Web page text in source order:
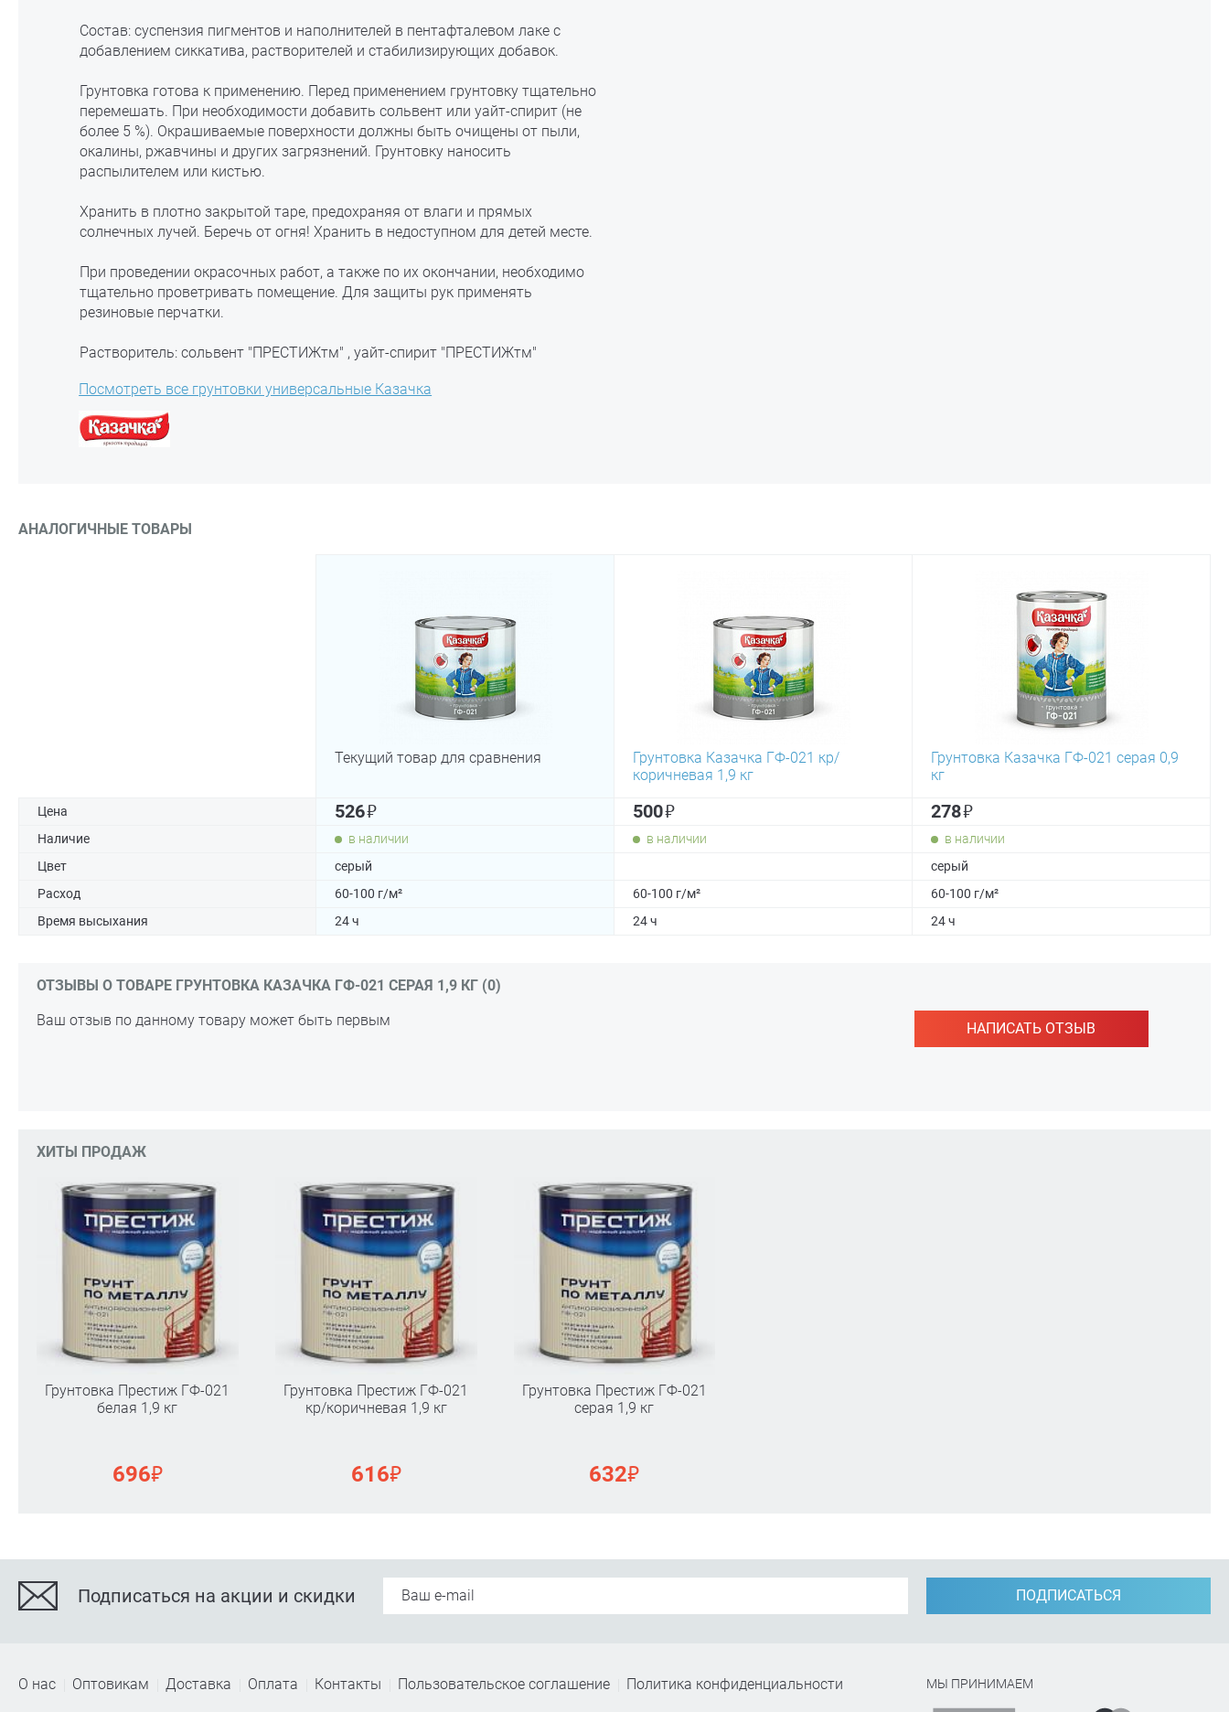
Состав: суспензия пигментов и наполнителей в пентафталевом лаке с
добавлением сиккатива, растворителей и стабилизирующих добавок.
Грунтовка готова к применению. Перед применением грунтовку тщательно
перемешать. При необходимости добавить сольвент или уайт-спирит (не
более 5 %). Окрашиваемые поверхности должны быть очищены от пыли,
окалины, ржавчины и других загрязнений. Грунтовку наносить
распылителем или кистью.
Хранить в плотно закрытой таре, предохраняя от влаги и прямых
солнечных лучей. Беречь от огня! Хранить в недоступном для детей месте.
При проведении окрасочных работ, а также по их окончании, необходимо
тщательно проветривать помещение. Для защиты рук применять
резиновые перчатки.
Растворитель: сольвент "ПРЕСТИЖтм" , уайт-спирит "ПРЕСТИЖтм"
Посмотреть все грунтовки универсальные Казачка
АНАЛОГИЧНЫЕ ТОВАРЫ
Текущий товар для сравнения
Грунтовка Казачка ГФ-021 кр/
коричневая 1,9 кг
Грунтовка Казачка ГФ-021 серая 0,9
кг
Цена 526₽ 500₽ 278₽
Наличие в наличии в наличии
в наличии
Цвет
серый
серый
Расход
60-100 г/м² 60-100 г/м²
60-100 г/м²
Время высыхания
24 ч 24 ч 24 ч
ОТЗЫВЫ О ТОВАРЕ ГРУНТОВКА КАЗАЧКА ГФ-021 СЕРАЯ 1,9 КГ (0)
НАПИСАТЬ ОТЗЫВ
Ваш отзыв по данному товару может быть первым
ХИТЫ ПРОДАЖ
Грунтовка Престиж ГФ-021
белая 1,9 кг
696₽
Грунтовка Престиж ГФ-021
кр/коричневая 1,9 кг
616₽
Грунтовка Престиж ГФ-021
серая 1,9 кг
632₽
Подписаться на акции и скидки ПОДПИСАТЬСЯ
О нас Оптовикам Доставка Оплата Контакты Пользовательское соглашение Политика конфиденциальности МЫ ПРИНИМАЕМ